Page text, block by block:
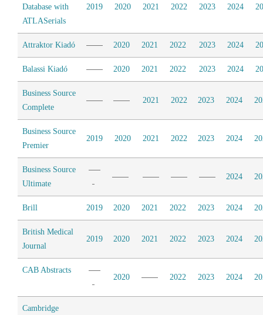
Database with
ATLASerials
2019 2020 2021 2022 2023 2024
Attraktor Kiadó 2020 2021 2022 2023 2024
Balassi Kiadó 2020 2021 2022 2023 2024
Business Source
Complete
2021 2022 2023 2024
Business Source
Premier
2019 2020 2021 2022 2023 2024
Business Source
Ultimate
2024
Brill 2019 2020 2021 2022 2023 2024
British Medical
Journal
2019 2020 2021 2022 2023 2024
CAB Abstracts
2020
2022 2023 2024
Cambridge